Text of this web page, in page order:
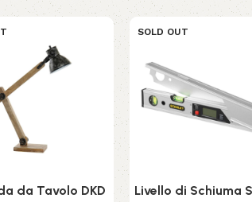
da Tavolo DKD
SOLD OUT
Livello di Schiuma